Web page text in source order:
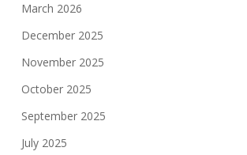
March 2026
December 2025
November 2025
October 2025
September 2025
July 2025